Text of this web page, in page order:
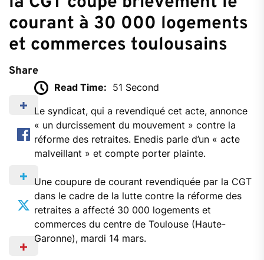
courant à 30 000 logements
et commerces toulousains
Share
Read Time: 51 Second
Le syndicat, qui a revendiqué cet acte, annonce
« un durcissement du mouvement » contre la
réforme des retraites. Enedis parle d’un « acte
malveillant » et compte porter plainte.
Une coupure de courant revendiquée par la CGT
dans le cadre de la lutte contre la réforme des
retraites a affecté 30 000 logements et
commerces du centre de Toulouse (Haute-
Garonne), mardi 14 mars.